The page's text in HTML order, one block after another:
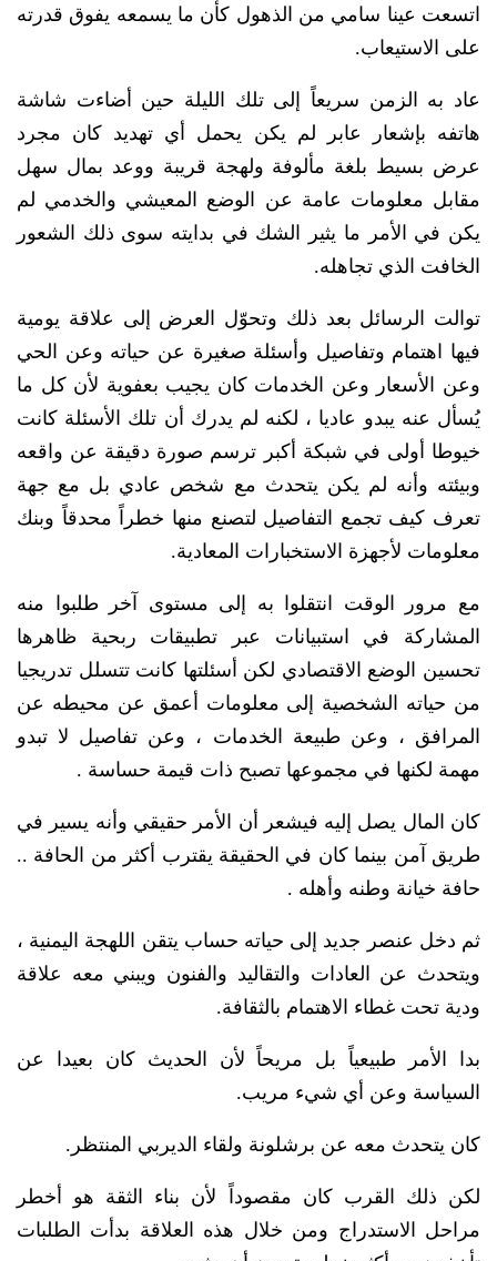
اتسعت عينا سامي من الذهول كأن ما يسمعه يفوق قدرته
على الاستيعاب.
عاد به الزمن سريعاً إلى تلك الليلة حين أضاءت شاشة
هاتفه بإشعار عابر لم يكن يحمل أي تهديد كان مجرد
عرض بسيط بلغة مألوفة ولهجة قريبة ووعد بمال سهل
مقابل معلومات عامة عن الوضع المعيشي والخدمي لم
يكن في الأمر ما يثير الشك في بدايته سوى ذلك الشعور
الخافت الذي تجاهله.
توالت الرسائل بعد ذلك وتحوّل العرض إلى علاقة يومية
فيها اهتمام وتفاصيل وأسئلة صغيرة عن حياته وعن الحي
وعن الأسعار وعن الخدمات كان يجيب بعفوية لأن كل ما
يُسأل عنه يبدو عاديا ، لكنه لم يدرك أن تلك الأسئلة كانت
خيوطا أولى في شبكة أكبر ترسم صورة دقيقة عن واقعه
وبيئته وأنه لم يكن يتحدث مع شخص عادي بل مع جهة
تعرف كيف تجمع التفاصيل لتصنع منها خطراً محدقاً وبنك
معلومات لأجهزة الاستخبارات المعادية.
مع مرور الوقت انتقلوا به إلى مستوى آخر طلبوا منه
المشاركة في استبيانات عبر تطبيقات ربحية ظاهرها
تحسين الوضع الاقتصادي لكن أسئلتها كانت تتسلل تدريجيا
من حياته الشخصية إلى معلومات أعمق عن محيطه عن
المرافق ، وعن طبيعة الخدمات ، وعن تفاصيل لا تبدو
مهمة لكنها في مجموعها تصبح ذات قيمة حساسة .
كان المال يصل إليه فيشعر أن الأمر حقيقي وأنه يسير في
طريق آمن بينما كان في الحقيقة يقترب أكثر من الحافة ..
حافة خيانة وطنه وأهله .
ثم دخل عنصر جديد إلى حياته حساب يتقن اللهجة اليمنية ،
ويتحدث عن العادات والتقاليد والفنون ويبني معه علاقة
ودية تحت غطاء الاهتمام بالثقافة.
بدا الأمر طبيعياً بل مريحاً لأن الحديث كان بعيدا عن
السياسة وعن أي شيء مريب.
كان يتحدث معه عن برشلونة ولقاء الديربي المنتظر.
لكن ذلك القرب كان مقصوداً لأن بناء الثقة هو أخطر
مراحل الاستدراج ومن خلال هذه العلاقة بدأت الطلبات